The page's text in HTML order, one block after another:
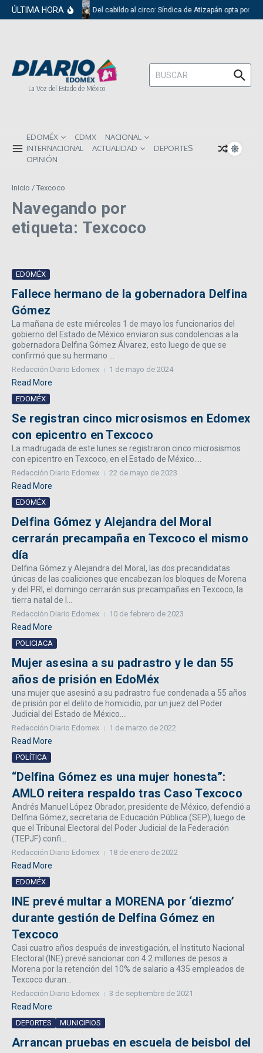
Saltar al contenido
ÚLTIMA HORA Del cabildo al circo: Síndica de Atizapán opta por
La Voz del Estado de México
Buscar:
EDOMÉX CDMX
NACIONAL
INTERNACIONAL
ACTUALIDAD
DEPORTES
OPINIÓN
Inicio / Texcoco
Navegando por
etiqueta: Texcoco
EDOMÉX
Fallece hermano de la gobernadora Delfina
Gómez
La mañana de este miércoles 1 de mayo los funcionarios del
gobierno del Estado de México enviaron sus condolencias a la
gobernadora Delfina Gómez Álvarez, esto luego de que se
confirmó que su hermano ...
Redacción Diario Edomex 1 de mayo de 2024
Read More
EDOMÉX
Se registran cinco microsismos en Edomex
con epicentro en Texcoco
La madrugada de este lunes se registraron cinco microsismos
con epicentro en Texcoco, en el Estado de México....
Redacción Diario Edomex 22 de mayo de 2023
Read More
EDOMÉX
Delfina Gómez y Alejandra del Moral
cerrarán precampaña en Texcoco el mismo
día
Delfina Gómez y Alejandra del Moral, las dos precandidatas
únicas de las coaliciones que encabezan los bloques de Morena
y del PRI, el domingo cerrarán sus precampañas en Texcoco, la
tierra natal de l...
Redacción Diario Edomex 10 de febrero de 2023
Read More
POLICIACA
Mujer asesina a su padrastro y le dan 55
años de prisión en EdoMéx
una mujer que asesinó a su padrastro fue condenada a 55 años
de prisión por el delito de homicidio, por un juez del Poder
Judicial del Estado de México....
Redacción Diario Edomex 1 de marzo de 2022
Read More
POLÍTICA
“Delfina Gómez es una mujer honesta”:
AMLO reitera respaldo tras Caso Texcoco
Andrés Manuel López Obrador, presidente de México, defendió a
Delfina Gómez, secretaria de Educación Pública (SEP), luego de
que el Tribunal Electoral del Poder Judicial de la Federación
(TEPJF) confi...
Redacción Diario Edomex 18 de enero de 2022
Read More
EDOMÉX
INE prevé multar a MORENA por ‘diezmo’
durante gestión de Delfina Gómez en
Texcoco
Casi cuatro años después de investigación, el Instituto Nacional
Electoral (INE) prevé sancionar con 4.2 millones de pesos a
Morena por la retención del 10% de salario a 435 empleados de
Texcoco duran...
Redacción Diario Edomex 3 de septiembre de 2021
Read More
DEPORTES MUNICIPIOS
Arrancan pruebas en escuela de beisbol del